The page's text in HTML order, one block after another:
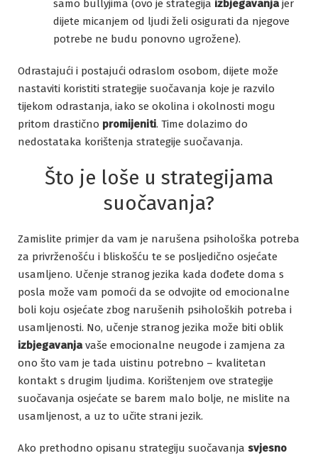
samo bullyjima (ovo je strategija izbjegavanjajer
dijete micanjem od ljudi želi osigurati da njegove
potrebe ne budu ponovno ugrožene).
Odrastajući i postajući odraslom osobom, dijete može
nastaviti koristiti strategije suočavanja koje je razvilo
tijekom odrastanja, iako se okolina i okolnosti mogu
pritom drastično promijeniti. Time dolazimo do
nedostataka korištenja strategije suočavanja.
Što je loše u strategijama
suočavanja?
Zamislite primjer da vam je narušena psihološka potreba
za privrženošću i bliskošću te se posljedično osjećate
usamljeno. Učenje stranog jezika kada dođete doma s
posla može vam pomoći da se odvojite od emocionalne
boli koju osjećate zbog narušenih psiholoških potreba i
usamljenosti. No, učenje stranog jezika može biti oblik
izbjegavanjavaše emocionalne neugode i zamjena za
ono što vam je tada uistinu potrebno – kvalitetan
kontakt s drugim ljudima. Korištenjem ove strategije
suočavanja osjećate se barem malo bolje, ne mislite na
usamljenost, a uz to učite strani jezik.
Ako prethodno opisanu strategiju suočavanja svjesno